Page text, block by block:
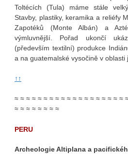
Toltécích (Tula) máme stále
Stavby, plastiky, keramika a reliéfy
Zapotéků (Monte Albán) a
výmluvnější. Pořad ukončí
(především textilní) produkce
a na guatemalské vysočině v oblasti
↑↑
≈ ≈ ≈ ≈ ≈ ≈ ≈ ≈ ≈ ≈ ≈ ≈ ≈ ≈ ≈ ≈ ≈ ≈ ≈
≈ ≈ ≈ ≈ ≈ ≈ ≈ ≈
PERU
Archeologie Altiplana a